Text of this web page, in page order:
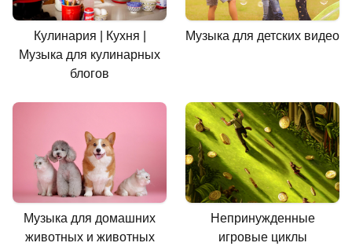
Кулинария | Кухня |
Музыка для кулинарных
блогов
Музыка для детских видео
Музыка для домашних
животных и животных
Непринужденные
игровые циклы